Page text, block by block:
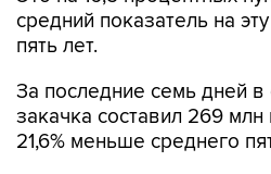
средний показатель на
пять лет.
За последние семь дней в
закачка составил 269 млн
21,6% меньше среднего